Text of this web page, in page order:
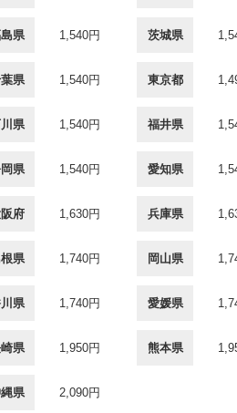
県 1,540円 茨城県
県 1,540円 東京都
県 1,540円 福井県
県 1,540円 愛知県
府 1,630円 兵庫県
県 1,740円 岡山県
県 1,740円 愛媛県
県 1,950円 熊本県
県 2,090円